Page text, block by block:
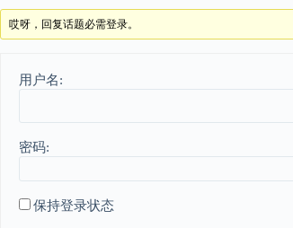
哎呀，回复话题必需登录。
用户名:
密码:
保持登录状态